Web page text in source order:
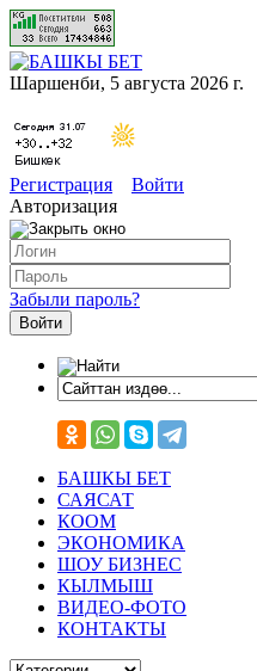
Шаршенби, 5 августа 2026 г.
Регистрация
Войти
Авторизация
Забыли пароль?
БАШКЫ БЕТ
САЯСАТ
КООМ
ЭКОНОМИКА
ШОУ БИЗНЕС
КЫЛМЫШ
ВИДЕО-ФОТО
КОНТАКТЫ